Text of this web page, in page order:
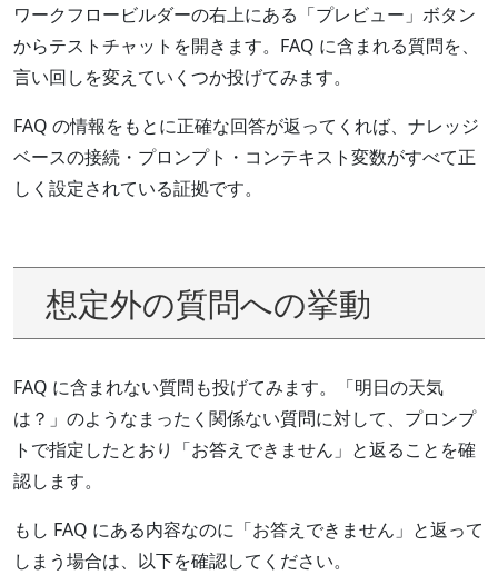
ワークフロービルダーの右上にある「プレビュー」ボタン
からテストチャットを開きます。FAQ に含まれる質問を、
言い回しを変えていくつか投げてみます。
FAQ の情報をもとに正確な回答が返ってくれば、ナレッジ
ベースの接続・プロンプト・コンテキスト変数がすべて正
しく設定されている証拠です。
想定外の質問への挙動
FAQ に含まれない質問も投げてみます。「明日の天気
は？」のようなまったく関係ない質問に対して、プロンプ
トで指定したとおり「お答えできません」と返ることを確
認します。
もし FAQ にある内容なのに「お答えできません」と返って
しまう場合は、以下を確認してください。